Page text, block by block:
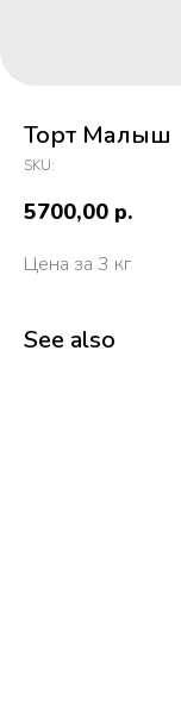
Торт Малыш
SKU:
5700,00 р.
Цена за 3 кг
See also